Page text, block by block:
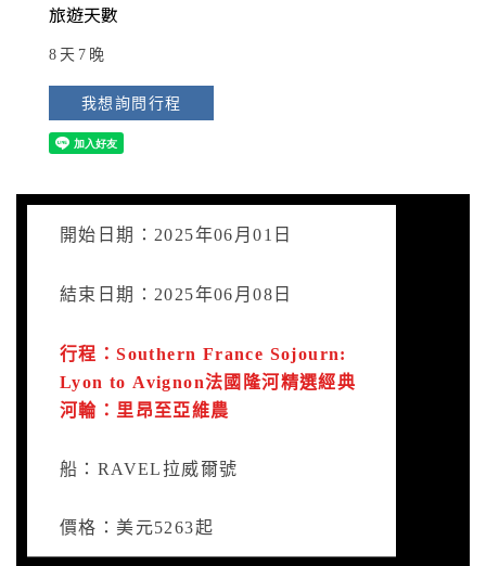
旅遊天數
8天7晚
我想詢問行程
開始日期：2025年06月01日
結束日期：2025年06月08日
行程：Southern France Sojourn:
Lyon to Avignon法國隆河精選經典
河輪：里昂至亞維農
船：RAVEL拉威爾號
價格：美元5263起